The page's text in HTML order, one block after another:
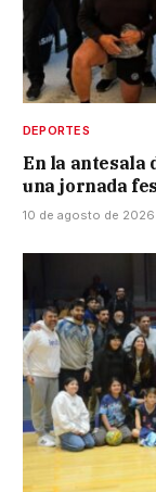
DEPORTES
En la antesala
una jornada
10 de agosto de 2026